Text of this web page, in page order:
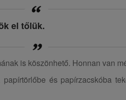
el tőlük.
is köszönhető. Honnan van
és papírzacskóba